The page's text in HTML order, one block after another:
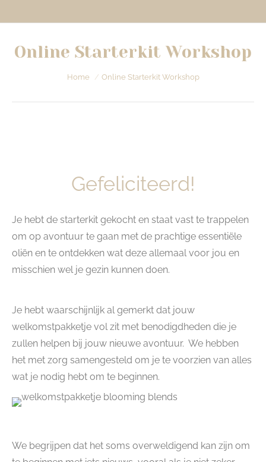
Online Starterkit Workshop
Je bent hier:
Home Online Starterkit Workshop
Gefeliciteerd!
Je hebt de starterkit gekocht en staat vast te trappelen
om op avontuur te gaan met de prachtige essentiële
oliën en te ontdekken wat deze allemaal voor jou en
misschien wel je gezin kunnen doen.
Je hebt waarschijnlijk al gemerkt dat jouw
welkomstpakketje vol zit met benodigdheden die je
zullen helpen bij jouw nieuwe avontuur. We hebben
het met zorg samengesteld om je te voorzien van alles
wat je nodig hebt om te beginnen.
We begrijpen dat het soms overweldigend kan zijn om